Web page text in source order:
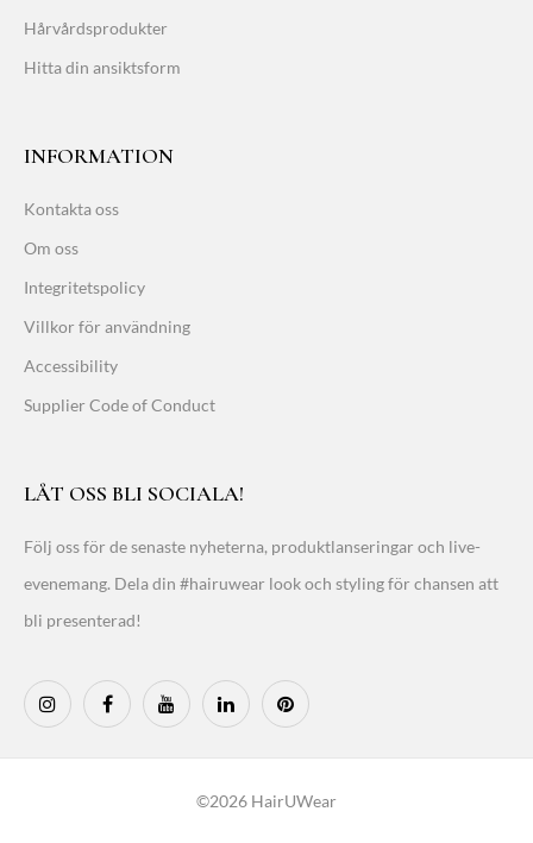
Hårvårdsprodukter
Hitta din ansiktsform
INFORMATION
Kontakta oss
Om oss
Integritetspolicy
Villkor för användning
Accessibility
Supplier Code of Conduct
LÅT OSS BLI SOCIALA!
Följ oss för de senaste nyheterna, produktlanseringar och live-
evenemang. Dela din #hairuwear look och styling för chansen att
bli presenterad!
©2026 HairUWear